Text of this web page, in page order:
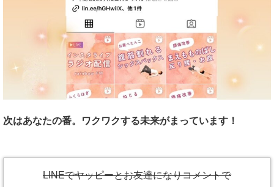
次はあなたの番。ワクワクする未来がまっています！
LINEでヤッピーとお友達になりコメントで